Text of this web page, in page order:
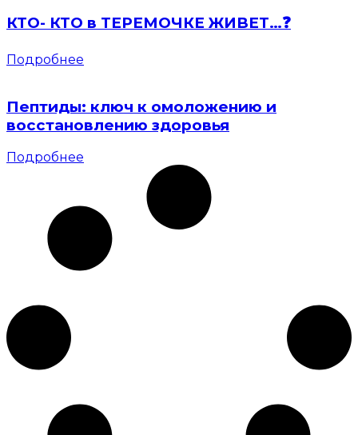
КТО- КТО в ТЕРЕМОЧКЕ ЖИВЕТ…❓
Подробнее
Пептиды: ключ к омоложению и
восстановлению здоровья
Подробнее